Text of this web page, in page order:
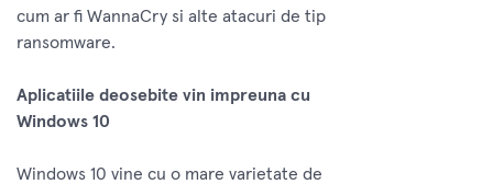
cum ar fi WannaCry si alte atacuri de tip
ransomware.
Aplicatiile deosebite vin impreuna cu
Windows 10
Windows 10 vine cu o mare varietate de